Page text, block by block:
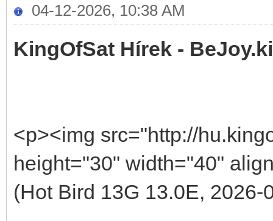
04-12-2026, 10:38 AM
KingOfSat Hírek -
<p><img src="http://
height="30" width="40"
(Hot Bird 13G 13.0E, 2026-